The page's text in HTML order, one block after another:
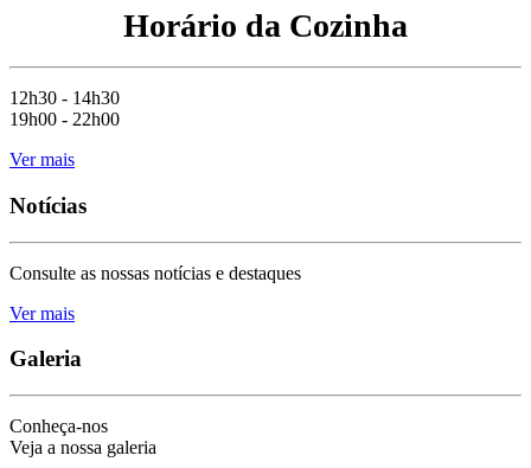
Horário da Cozinha
12h30 - 14h30
19h00 - 22h00
Ver mais
Notícias
Consulte as nossas notícias e destaques
Ver mais
Galeria
Conheça-nos
Veja a nossa galeria